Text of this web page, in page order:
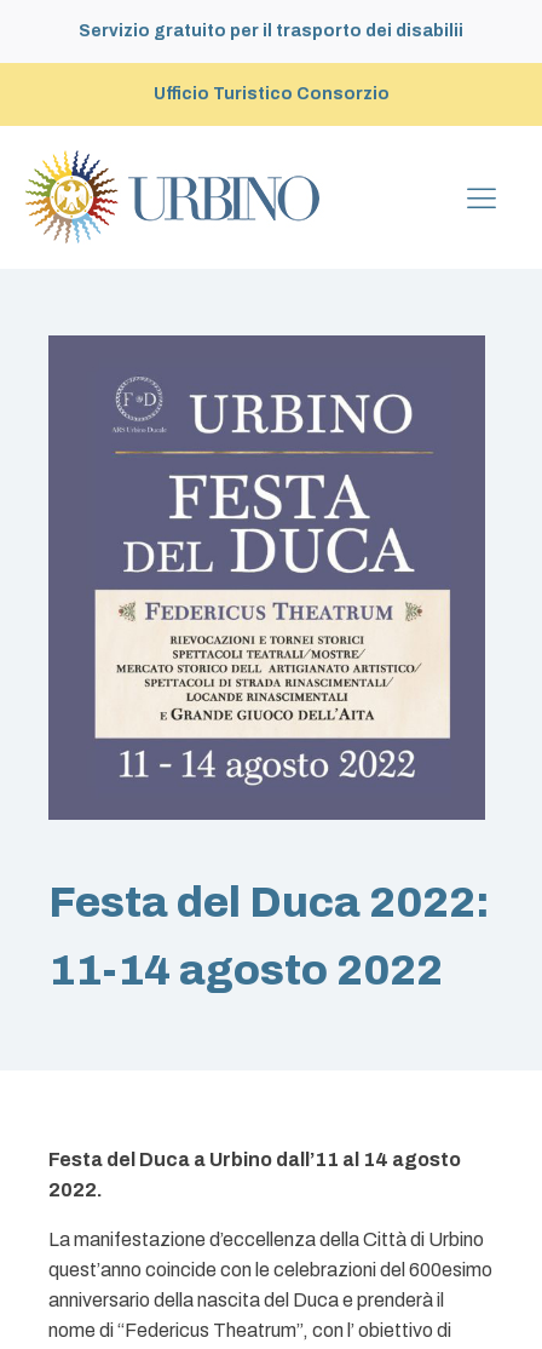
Servizio gratuito per il trasporto dei disabilii
Ufficio Turistico Consorzio
Festa del Duca 2022:
11-14 agosto 2022
Festa del Duca a Urbino dall’11 al 14 agosto
2022.
La manifestazione d’eccellenza della Città di Urbino
quest’anno coincide con le celebrazioni del 600esimo
anniversario della nascita del Duca e prenderà il
nome di “Federicus Theatrum”, con l’ obiettivo di